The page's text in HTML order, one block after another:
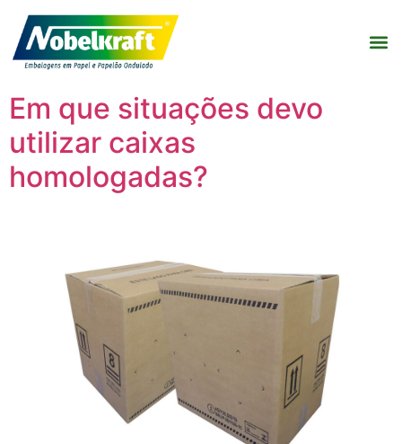
Em que situações devo
utilizar caixas
homologadas?